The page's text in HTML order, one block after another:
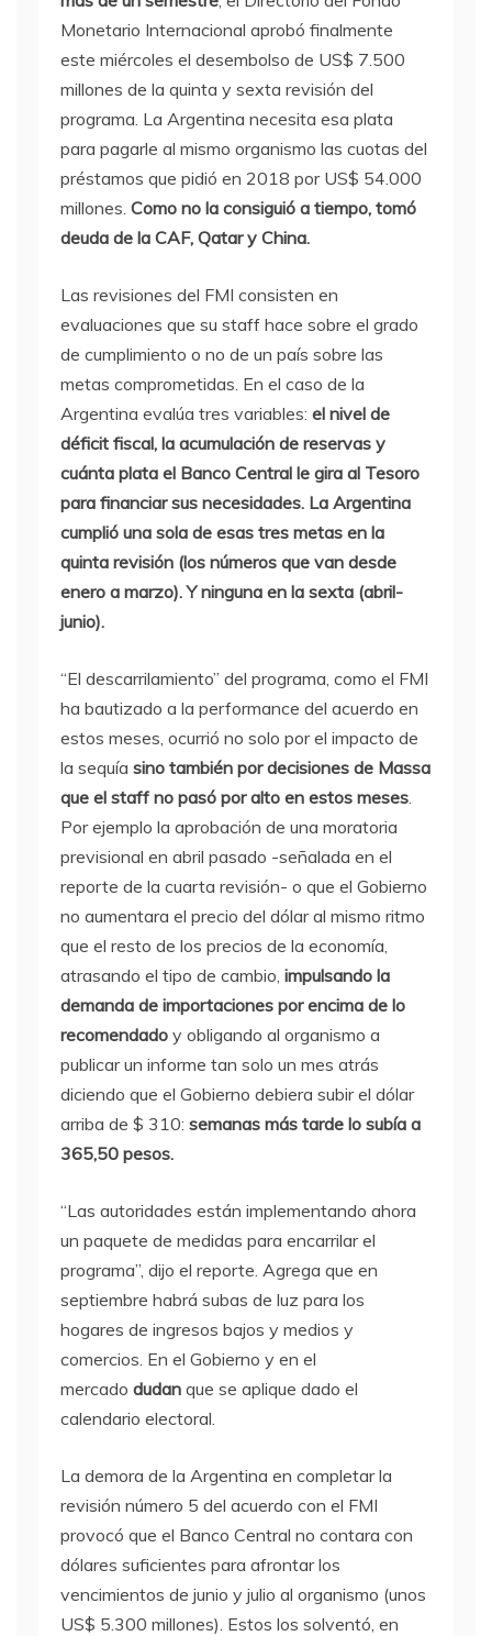
Monetario Internacional aprobó finalmente
este miércoles el desembolso de US$ 7.500
millones de la quinta y sexta revisión del
programa. La Argentina necesita esa plata
para pagarle al mismo organismo las cuotas del
préstamos que pidió en 2018 por US$ 54.000
millones. Como no la consiguió a tiempo, tomó
deuda de la CAF, Qatar y China.
Las revisiones del FMI consisten en
evaluaciones que su staff hace sobre el grado
de cumplimiento o no de un país sobre las
metas comprometidas. En el caso de la
Argentina evalúa tres variables: el nivel de
déficit fiscal, la acumulación de reservas y
cuánta plata el Banco Central le gira al Tesoro
para financiar sus necesidades. La Argentina
cumplió una sola de esas tres metas en la
quinta revisión (los números que van desde
enero a marzo). Y ninguna en la sexta (abril-
junio).
“El descarrilamiento” del programa, como el FMI
ha bautizado a la performance del acuerdo en
estos meses, ocurrió no solo por el impacto de
la sequía sino también por decisiones de Massa
que el staff no pasó por alto en estos meses.
Por ejemplo la aprobación de una moratoria
previsional en abril pasado -señalada en el
reporte de la cuarta revisión- o que el Gobierno
no aumentara el precio del dólar al mismo ritmo
que el resto de los precios de la economía,
atrasando el tipo de cambio, impulsando la
demanda de importaciones por encima de lo
recomendado y obligando al organismo a
publicar un informe tan solo un mes atrás
diciendo que el Gobierno debiera subir el dólar
arriba de $ 310: semanas más tarde lo subía a
365,50 pesos.
“Las autoridades están implementando ahora
un paquete de medidas para encarrilar el
programa”, dijo el reporte. Agrega que en
septiembre habrá subas de luz para los
hogares de ingresos bajos y medios y
comercios. En el Gobierno y en el
mercado dudan que se aplique dado el
calendario electoral.
La demora de la Argentina en completar la
revisión número 5 del acuerdo con el FMI
provocó que el Banco Central no contara con
dólares suficientes para afrontar los
vencimientos de junio y julio al organismo (unos
US$ 5.300 millones). Estos los solventó, en